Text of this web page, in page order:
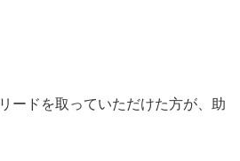
ードを取っていただけた方が、助